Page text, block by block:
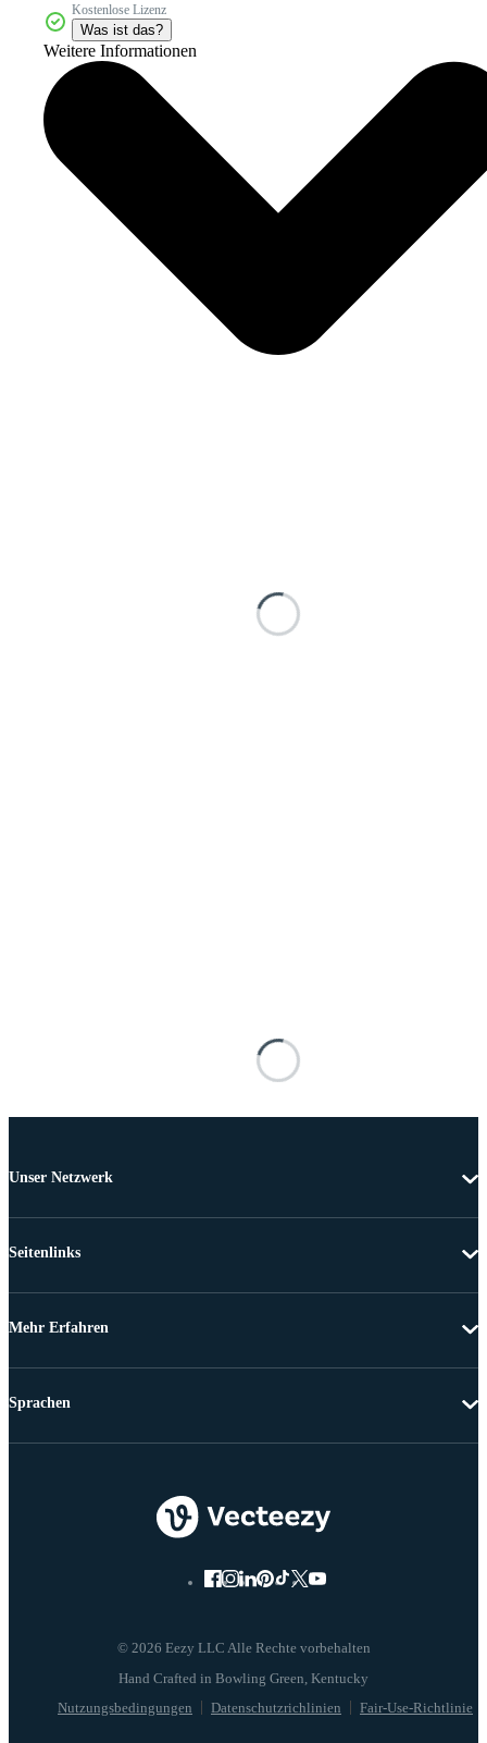
Kostenlose Lizenz
Was ist das?
Weitere Informationen
Unser Netzwerk
Seitenlinks
Mehr Erfahren
© 2026 Eezy LLC Alle Rechte vorbehalten
Nutzungsbedingungen Datenschutzrichlinien Fair-Use-Richtlinie
Sprachen